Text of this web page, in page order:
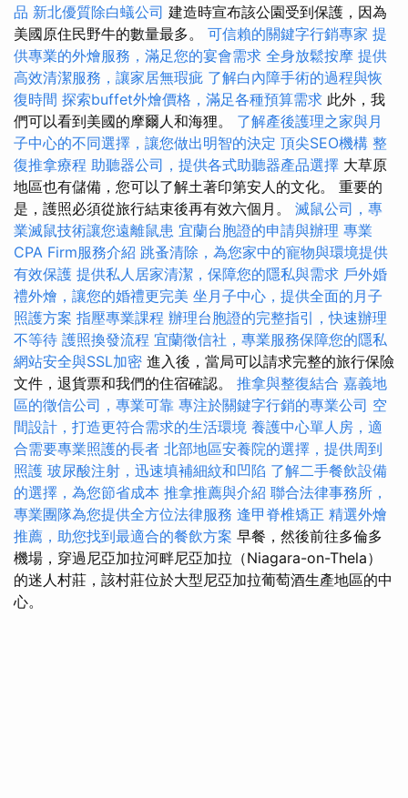
品 新北優質除白蟻公司 建造時宣布該公園受到保護，因為
美國原住民野牛的數量最多。 可信賴的關鍵字行銷專家 提
供專業的外燴服務，滿足您的宴會需求 全身放鬆按摩 提供
高效清潔服務，讓家居無瑕疵 了解白內障手術的過程與恢
復時間 探索buffet外燴價格，滿足各種預算需求 此外，我
們可以看到美國的摩爾人和海狸。 了解產後護理之家與月
子中心的不同選擇，讓您做出明智的決定 頂尖SEO機構 整
復推拿療程 助聽器公司，提供各式助聽器產品選擇 大草原
地區也有儲備，您可以了解土著印第安人的文化。 重要的
是，護照必須從旅行結束後再有效六個月。 滅鼠公司，專
業滅鼠技術讓您遠離鼠患 宜蘭台胞證的申請與辦理 專業
CPA Firm服務介紹 跳蚤清除，為您家中的寵物與環境提供
有效保護 提供私人居家清潔，保障您的隱私與需求 戶外婚
禮外燴，讓您的婚禮更完美 坐月子中心，提供全面的月子
照護方案 指壓專業課程 辦理台胞證的完整指引，快速辦理
不等待 護照換發流程 宜蘭徵信社，專業服務保障您的隱私
網站安全與SSL加密 進入後，當局可以請求完整的旅行保險
文件，退貨票和我們的住宿確認。 推拿與整復結合 嘉義地
區的徵信公司，專業可靠 專注於關鍵字行銷的專業公司 空
間設計，打造更符合需求的生活環境 養護中心單人房，適
合需要專業照護的長者 北部地區安養院的選擇，提供周到
照護 玻尿酸注射，迅速填補細紋和凹陷 了解二手餐飲設備
的選擇，為您節省成本 推拿推薦與介紹 聯合法律事務所，
專業團隊為您提供全方位法律服務 逢甲脊椎矯正 精選外燴
推薦，助您找到最適合的餐飲方案 早餐，然後前往多倫多
機場，穿過尼亞加拉河畔尼亞加拉（Niagara-on-Thela）
的迷人村莊，該村莊位於大型尼亞加拉葡萄酒生產地區的中
心。